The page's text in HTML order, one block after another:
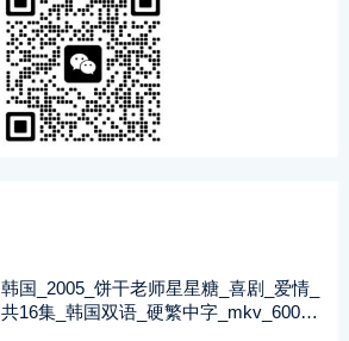
韩国_2005_饼干老师星星糖_喜剧_爱情_
共16集_韩国双语_硬繁中字_mkv_600兆